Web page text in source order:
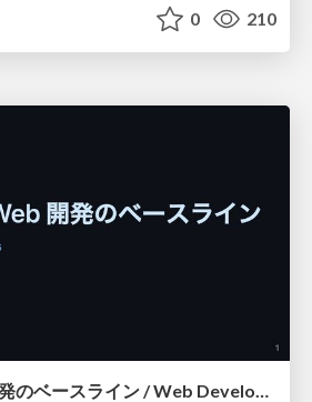
0 210
2023 年の Web 開発のベースライン / Web Development Baseline 2023